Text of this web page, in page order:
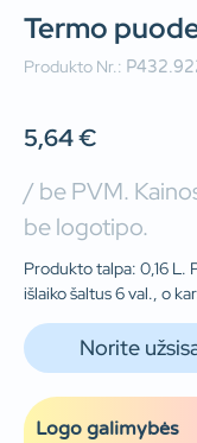
Termo
Produkto Nr.:
5,64€
/ be PVM.
be logotipo.
Produkto talpa: 0,16 L.
išlaiko šaltus 6 val., o
Norite
Logo galimybės